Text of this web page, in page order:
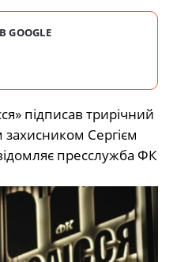
підписав трирічний
Сергієм
пресслужба ФК